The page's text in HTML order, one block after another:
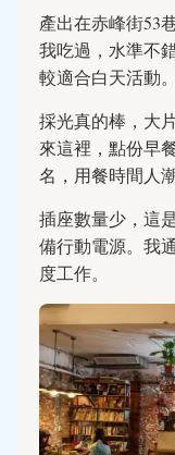
產出在赤峰街53
我吃過，水準不
較適合白天活動。
採光真的棒，大
來這裡，點份早
名，用餐時間人
插座數量少，這
備行動電源。我
度工作。